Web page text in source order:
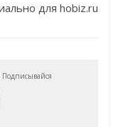
для hobiz.ru
Подписывайся